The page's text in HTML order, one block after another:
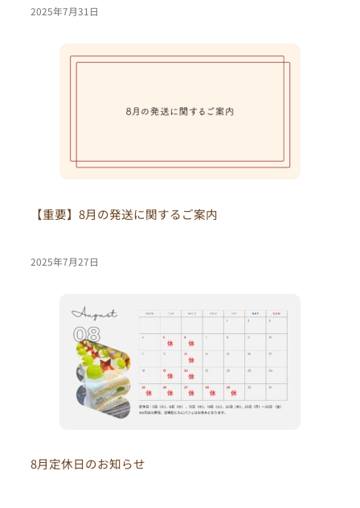
【重要】8月の発送に関するご案内
2025年7月31日
8月定休日のお知らせ
2025年7月27日